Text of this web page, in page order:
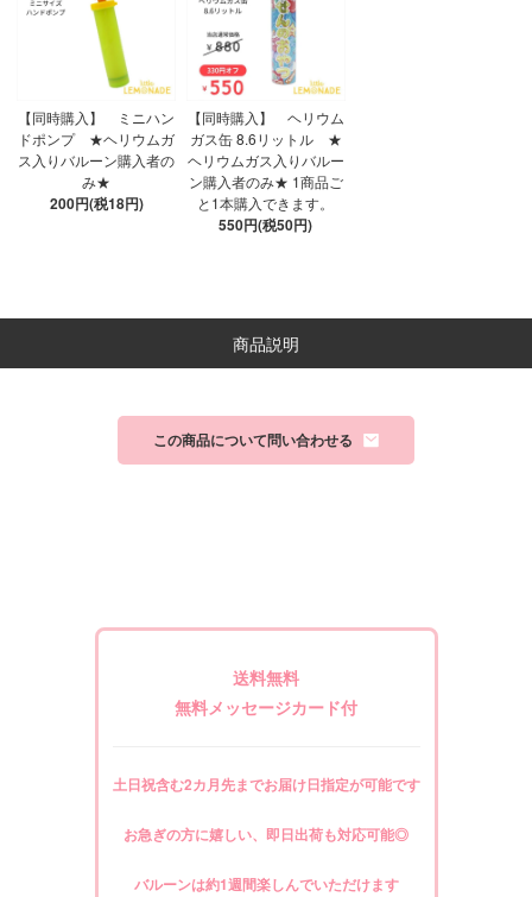
【同時購入】 ミニハン
ドポンプ ★ヘリウムガ
ス入りバルーン購入者の
み★
200円(税18円)
【同時購入】 ヘリウム
ガス缶 8.6リットル ★
ヘリウムガス入りバルー
ン購入者のみ★ 1商品ご
と1本購入できます。
550円(税50円)
商品説明
この商品について問い合わせる
送料無料
無料メッセージカード付
土日祝含む2カ月先までお届け日指定が可能です
お急ぎの方に嬉しい、即日出荷も対応可能◎
バルーンは約1週間楽しんでいただけます